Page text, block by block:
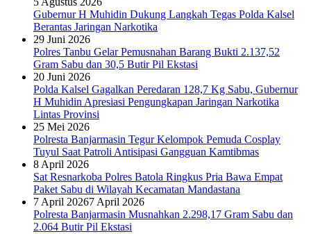
Gubernur H Muhidin Dukung Langkah Tegas Polda Kalsel
Berantas Jaringan Narkotika
29 Juni 2026
Polres Tanbu Gelar Pemusnahan Barang Bukti 2.137,52
Gram Sabu dan 30,5 Butir Pil Ekstasi
20 Juni 2026
Polda Kalsel Gagalkan Peredaran 128,7 Kg Sabu, Gubernur
H Muhidin Apresiasi Pengungkapan Jaringan Narkotika
Lintas Provinsi
25 Mei 2026
Polresta Banjarmasin Tegur Kelompok Pemuda Cosplay
Tuyul Saat Patroli Antisipasi Gangguan Kamtibmas
8 April 2026
Sat Resnarkoba Polres Batola Ringkus Pria Bawa Empat
Paket Sabu di Wilayah Kecamatan Mandastana
7 April 20267 April 2026
Polresta Banjarmasin Musnahkan 2.298,17 Gram Sabu dan
2.064 Butir Pil Ekstasi